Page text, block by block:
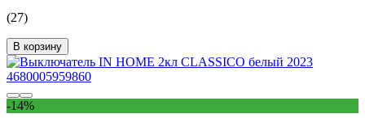
(27)
В корзину
-14%